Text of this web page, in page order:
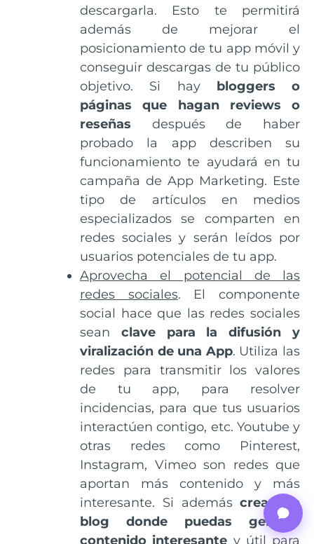
descargarla. Esto te permitirá
además de mejorar el
posicionamiento de tu app móvil y
conseguir descargas de tu público
objetivo. Si hay bloggers o
páginas que hagan reviews o
reseñas después de haber
probado la app describen su
funcionamiento te ayudará en tu
campaña de App Marketing. Este
tipo de artículos en medios
especializados se comparten en
redes sociales y serán leídos por
usuarios potenciales de tu app.
Aprovecha el potencial de las
redes sociales. El componente
social hace que las redes sociales
sean clave para la difusión y
viralización de una App. Utiliza las
redes para transmitir los valores
de tu app, para resolver
incidencias, para que tus usuarios
interactúen contigo, etc. Youtube y
otras redes como Pinterest,
Instagram, Vimeo son redes que
aportan más contenido y más
interesante. Si ademáscreas un
blog donde puedas generar
contenido interesante y útil para